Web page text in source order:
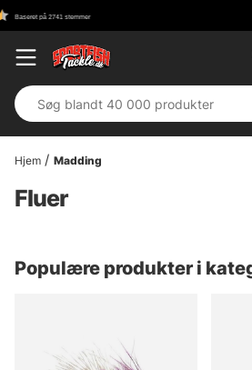
Hjem Madding
Fluer
Populære produkter i